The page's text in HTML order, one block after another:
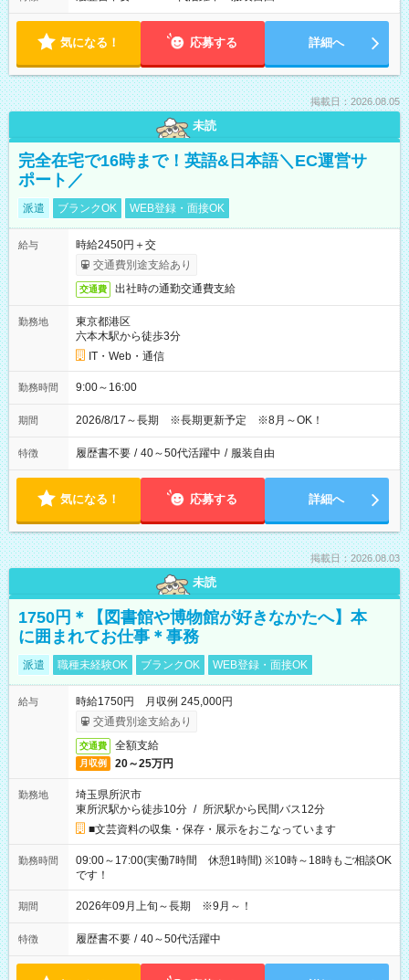
気になる！ 応募する 詳細へ
掲載日：2026.08.05
未読
完全在宅で16時まで！英語&日本語＼EC運営サ
ポート／
派遣 ブランクOK WEB登録・面接OK
給与
時給2450円＋交
交通費別途支給あり
交通費 出社時の通勤交通費支給
勤務地
東京都港区
六本木駅から徒歩3分
IT・Web・通信
勤務時間 9:00～16:00
期間 2026/8/17～長期 ※長期更新予定 ※8月～OK！
特徴 履歴書不要 / 40～50代活躍中 / 服装自由
気になる！ 応募する 詳細へ
掲載日：2026.08.03
未読
1750円＊【図書館や博物館が好きなかたへ】本
に囲まれてお仕事＊事務
派遣 職種未経験OK ブランクOK WEB登録・面接OK
給与
時給1750円 月収例 245,000円
交通費別途支給あり
交通費 全額支給
月収例 20～25万円
勤務地
埼玉県所沢市
東所沢駅から徒歩10分 / 所沢駅から民間バス12分
■文芸資料の収集・保存・展示をおこなっています
勤務時間
09:00～17:00(実働7時間 休憩1時間) ※10時～18時もご相談OK
です！
期間 2026年09月上旬～長期 ※9月～！
特徴 履歴書不要 / 40～50代活躍中